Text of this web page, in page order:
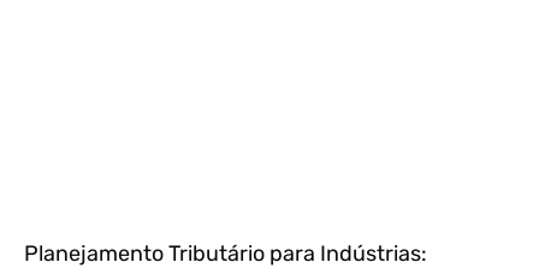
Planejamento Tributário para Indústrias: